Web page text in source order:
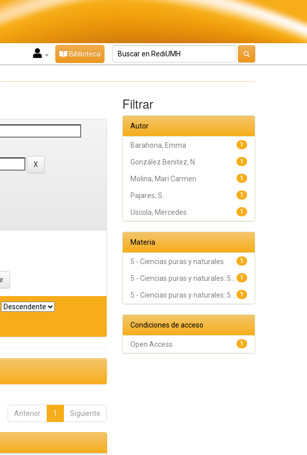
Biblioteca
Anterior 1 Siguiente
Filtrar
Autor
1
Barahona, Emma
1
González Benitez, N.
1
Molina, Mari Carmen
1
Pajares, S.
1
Uscola, Mercedes
Materia
1
5 - Ciencias puras y naturales
1
5 - Ciencias puras y naturales::5...
1
5 - Ciencias puras y naturales::5...
Condiciones de acceso
1
Open Access